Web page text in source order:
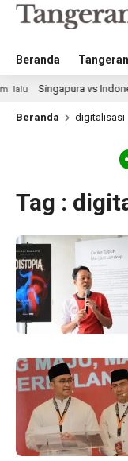
Beranda
Singapura vs Indonesia:
Beranda digitalisasi
Tag :